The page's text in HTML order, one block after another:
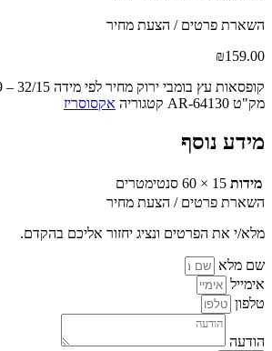
השארת פרטים / הצעת מחיר
₪159.00
קופסאות עץ בומבי ירוק מחיר לפי מידה 32/15 – 139 ש"ח 60/15 – 159 ש"ח
מק"ט AR-64130 קטגוריה אקסוסריז
מידע נוסף
מידות 15 × 60 סנטימטרים
השארת פרטים / הצעת מחיר
מלא/י את הפרטים ונציג יחזור אליכם בהקדם.
שם מלא
אימייל
טלפון
הודעה